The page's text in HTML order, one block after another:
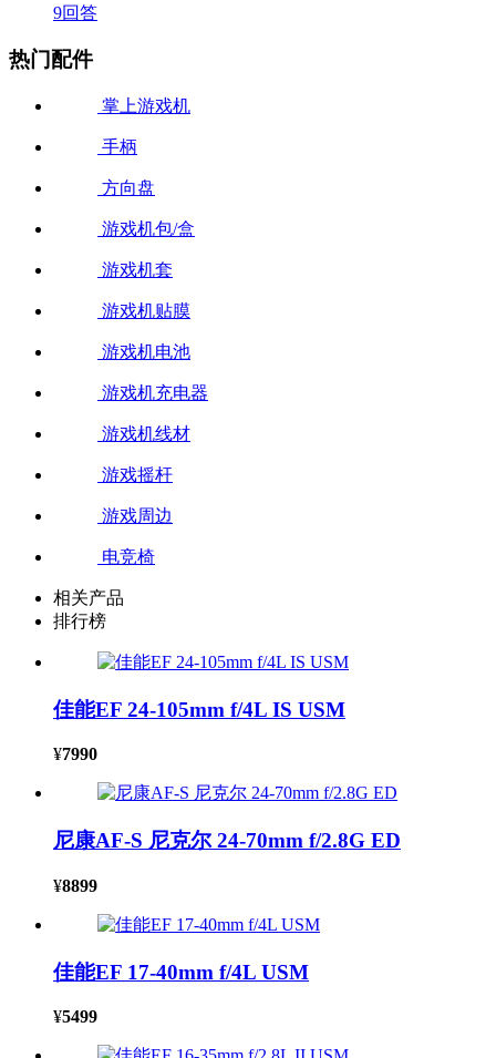
9回答
热门配件
掌上游戏机
手柄
方向盘
游戏机包/盒
游戏机套
游戏机贴膜
游戏机电池
游戏机充电器
游戏机线材
游戏摇杆
游戏周边
电竞椅
相关产品
排行榜
佳能EF 24-105mm f/4L IS USM
¥7990
尼康AF-S 尼克尔 24-70mm f/2.8G ED
¥8899
佳能EF 17-40mm f/4L USM
¥5499